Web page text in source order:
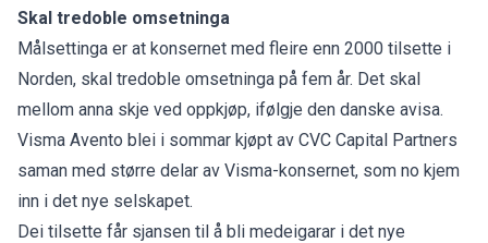
Skal tredoble omsetninga
Målsettinga er at konsernet med fleire enn 2000 tilsette i
Norden, skal tredoble omsetninga på fem år. Det skal
mellom anna skje ved oppkjøp, ifølgje den danske avisa.
Visma Avento blei i sommar kjøpt av CVC Capital Partners
saman med større delar av Visma-konsernet, som no kjem
inn i det nye selskapet.
Dei tilsette får sjansen til å bli medeigarar i det nye